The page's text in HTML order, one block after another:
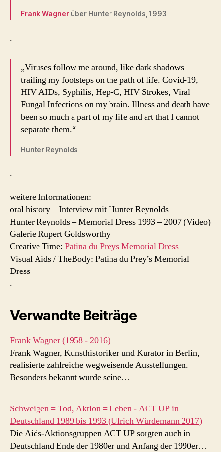
Frank Wagner über Hunter Reynolds, 1993
.
„Viruses follow me around, like dark shadows
trailing my footsteps on the path of life. Covid-19,
HIV AIDs, Syphilis, Hep-C, HIV Strokes, Viral
Fungal Infections on my brain. Illness and death have
been so much a part of my life and art that I cannot
separate them.“
Hunter Reynolds
.
weitere Informationen:
oral history – Interview mit Hunter Reynolds
Hunter Reynolds – Memorial Dress 1993 – 2007 (Video)
Galerie Rupert Goldsworthy
Creative Time: Patina du Preys Memorial Dress
Visual Aids / TheBody: Patina du Prey’s Memorial
Dress
.
Verwandte Beiträge
Frank Wagner (1958 - 2016)
Frank Wagner, Kunsthistoriker und Kurator in Berlin,
realisierte zahlreiche wegweisende Ausstellungen.
Besonders bekannt wurde seine…
Schweigen = Tod, Aktion = Leben - ACT UP in
Deutschland 1989 bis 1993 (Ulrich Würdemann 2017)
Die Aids-Aktionsgruppen ACT UP sorgten auch in
Deutschland Ende der 1980er und Anfang der 1990er…